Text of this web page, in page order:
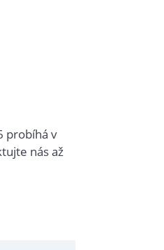
probíhá v
nás až